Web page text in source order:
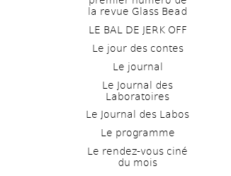
la revue Glass Bead
LE BAL DE JERK OFF
Le jour des contes
Le journal
Le Journal des
Laboratoires
Le Journal des Labos
Le programme
Le rendez-vous ciné
du mois